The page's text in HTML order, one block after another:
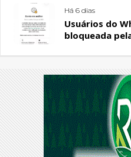
Há 6 dias
Usuários do
bloqueada